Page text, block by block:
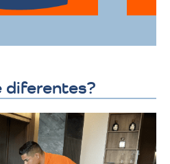
diferentes?